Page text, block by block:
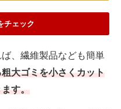
チェック
、繊維製品なども簡単
大ゴミを小さくカット
す。